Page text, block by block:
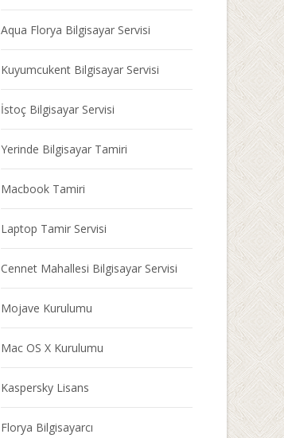
Aqua Florya Bilgisayar Servisi
Kuyumcukent Bilgisayar Servisi
İstoç Bilgisayar Servisi
Yerinde Bilgisayar Tamiri
Macbook Tamiri
Laptop Tamir Servisi
Cennet Mahallesi Bilgisayar Servisi
Mojave Kurulumu
Mac OS X Kurulumu
Kaspersky Lisans
Florya Bilgisayarcı